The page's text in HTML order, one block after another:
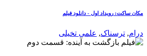
مکان ساکت: رویداد اول - دانلود فیلم
درام, ترسناک, علمی تخیلی